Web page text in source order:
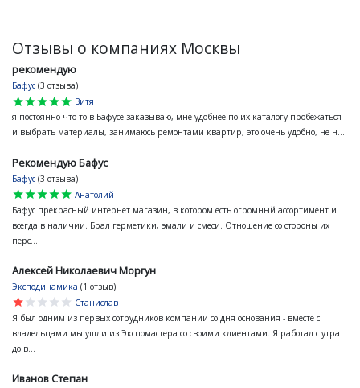
Отзывы о компаниях Москвы
рекомендую
Бафус (3 отзыва)
star
star
star
star
star
Витя
я постоянно что-то в Бафусе заказываю, мне удобнее по их каталогу пробежаться
и выбрать материалы, занимаюсь ремонтами квартир, это очень удобно, не н...
Рекомендую Бафус
Бафус (3 отзыва)
star
star
star
star
star
Анатолий
Бафус прекрасный интернет магазин, в котором есть огромный ассортимент и
всегда в наличии. Брал герметики, эмали и смеси. Отношение со стороны их
перс...
Алексей Николаевич Моргун
Эксподинамика (1 отзыв)
star
star
star
star
star
Станислав
Я был одним из первых сотрудников компании со дня основания - вместе с
владельцами мы ушли из Экспомастера со своими клиентами. Я работал с утра
до в...
Иванов Степан